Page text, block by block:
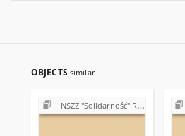
OBJECTS similar
NSZZ "Solidarność" Regionu Świętokrzyskiego - materiały różne